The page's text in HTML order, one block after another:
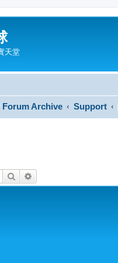
天堂
Forum Archive Support
搜尋